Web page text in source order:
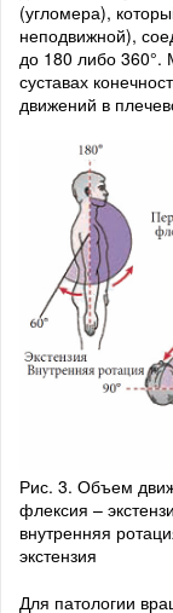
(угломера),
неподвижной),
до 180 либо 360°.
суставах
движений в
Рис. 3. Объем
флексия –
внутренняя
экстензия
Для патологии